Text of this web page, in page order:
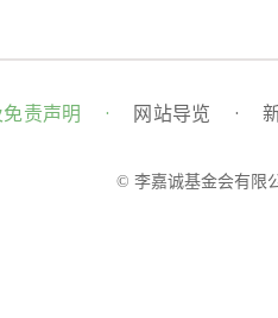
责声明 · 网站导览 ·
© 李嘉诚基金会有限